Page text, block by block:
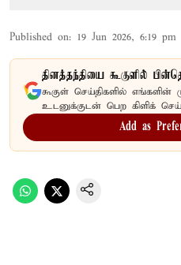
Published on: 19 Jun 2026, 6:19 pm
தினத்தந்தியை கூகுளில்
கூகுள் செய்திகளில் எங்களின்
உடனுக்குடன் பெற கிளிக்
Add as